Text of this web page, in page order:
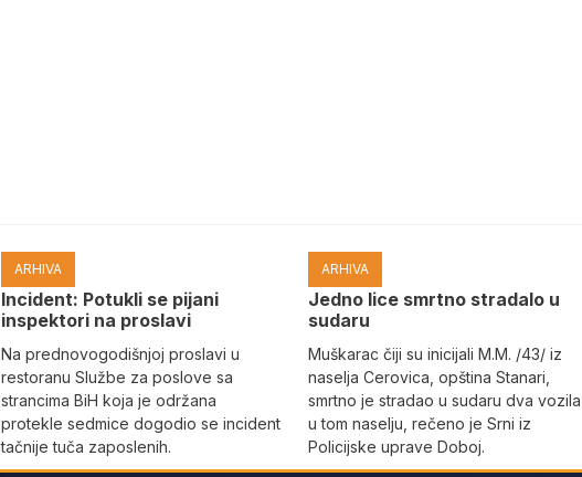
ARHIVA
Incident: Potukli se pijani
inspektori na proslavi
Na prednovogodišnjoj proslavi u
restoranu Službe za poslove sa
strancima BiH koja je održana
protekle sedmice dogodio se incident
tačnije tuča zaposlenih.
ARHIVA
Јedno lice smrtno stradalo u
sudaru
Muškarac čiji su inicijali M.M. /43/ iz
naselja Cerovica, opština Stanari,
smrtno je stradao u sudaru dva vozila
u tom naselju, rečeno je Srni iz
Policijske uprave Doboj.